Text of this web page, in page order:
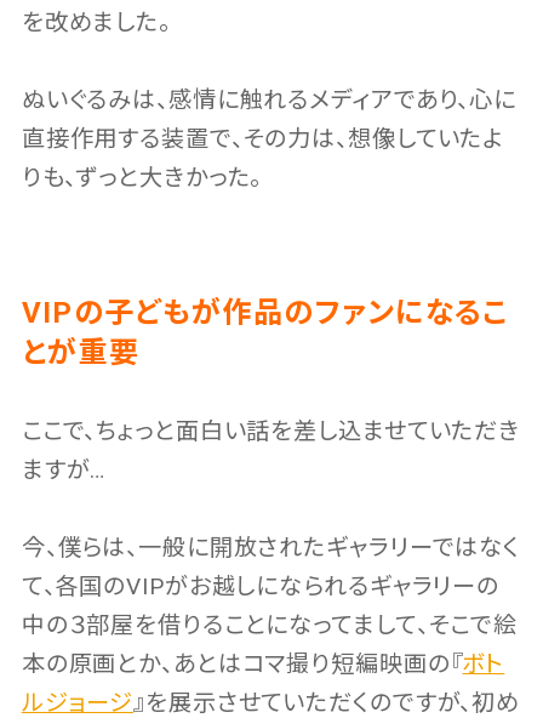
を改めました。
ぬいぐるみは、感情に触れるメディアであり、心に
直接作用する装置で、その力は、想像していたよ
りも、ずっと大きかった。
VIPの子どもが作品のファンになるこ
とが重要
ここで、ちょっと面白い話を差し込ませていただき
ますが…
今、僕らは、一般に開放されたギャラリーではなく
て、各国のVIPがお越しになられるギャラリーの
中の３部屋を借りることになってまして、そこで絵
本の原画とか、あとはコマ撮り短編映画の『ボト
ルジョージ』を展示させていただくのですが、初め